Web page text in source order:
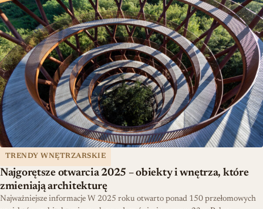
TRENDY WNĘTRZARSKIE
Najgorętsze otwarcia 2025 – obiekty i wnętrza, które
zmieniają architekturę
Najważniejsze informacje W 2025 roku otwarto ponad 150 przełomowych